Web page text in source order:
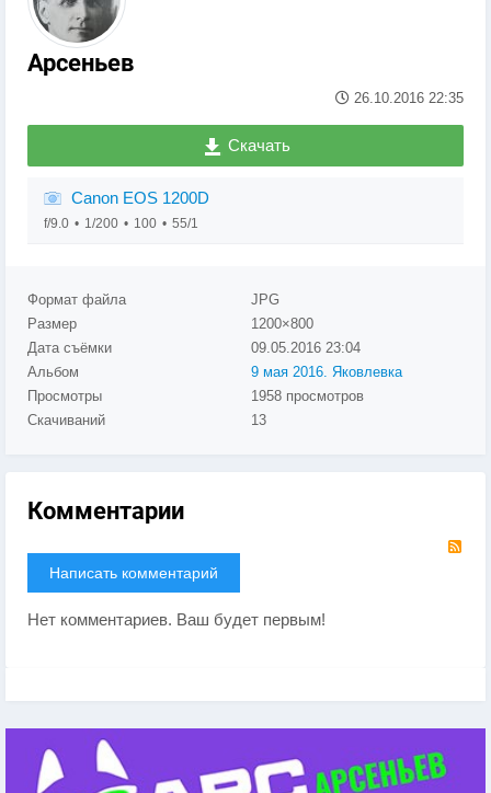
Арсеньев
26.10.2016 22:35
Скачать
Canon EOS 1200D
f/9.0 1/200 100 55/1
Формат файла
JPG
Размер
1200×800
Дата съёмки
09.05.2016 23:04
Альбом
9 мая 2016. Яковлевка
Просмотры
1958 просмотров
Скачиваний
13
Комментарии
Написать комментарий
Нет комментариев. Ваш будет первым!